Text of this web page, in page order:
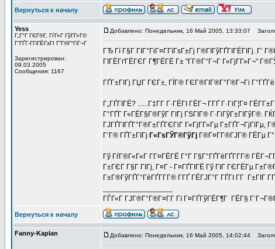
Вернуться к началу
Yess
Г„Г°Г ГЄГ®Г­, ГѓГ«Г ГўГ­Г»Г©
Г”ГҐГ­-ГГіГЁГ±ГІ Г”Г®Г°ГіГ¬Г
Зарегистрирован:
09.03.2005
Сообщения: 1167
Добавлено: Понедельник, 16 Май 2005, 13:33:07
ГЂ Гї Г§Г ГІГ°ГіГ¤Г­ГїГѕГ±Гј Г®ГІГўГҐГІГЁГІГј.
ГІГЁГґГЁГЄГ Г¶ГЁГЁ Г± "Г­Г®Г°Г¬Г Г«ГјГ­Г»Г¬"
ГҐГ±ГІГј ГЏГ ГЄГ±, ГЇГ® ГЄГ®ГІГ®Г°Г®Г¬Гі
Г„ГҐГІГЁ? ......Г‡Г­Г Г·ГЁГІ ГЁГ¬ Г­ГҐ Г·ГіГ¦Г¤
Г°ГҐГ Г«ГЁГ§Г®ГўГ ГІГј ГЅГІГ® Г·ГіГўГ±ГІГўГ®.
ГЈГҐГІГҐГ°Г®Г±ГҐГЄГіГ Г«ГјГ­Г»Гµ Г±ГҐГ¬ГјГїГµ,
Г’Г® ГҐГ±ГІГј Г«ГѕГЎГ®ГўГј Г®Г¤Г­Г®ГЈГ® ГЁГµ
Гў ГѓГ®Г«Г«Г Г­Г¤ГЁГЁ Г°Г Г§Г°ГҐГёГҐГ­Г­Г®
Г±ГЄГ Г§Г ГІГј, Г¤Г - Г¤ГҐГІГЁ Гў ГІГ ГЄГЁГµ
Г±Г®ГўГҐГ°ГёГҐГ­Г­Г® Г­ГҐ ГЁГЈГ°Г ГҐГІ Г­Г Г±ГІГ
ГЃГ«Г ГЈГ®Г°Г®Г¤Г­Г Гї Г¤ГҐГўГЁГ¶Г ГЁГ§
Вернуться к началу
Fanny-Kaplan Добавлено: Понедельник, 16 Май 2005, 14:02:44